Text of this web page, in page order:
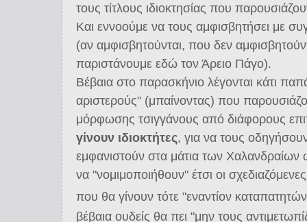
τους τίτλους ιδιοκτησίας που
Και εννοούμε να τους αμφισβητήσει με
(αν αμφισβητούνται, που δεν
παριστάνουμε εδώ τον Άρειο Πάγο).
Βέβαια στο παρασκήνιο λέγονται κάτι
αριστερούς" (μπαίνοντας) που
μόρφωσης τσιγγάνους από διάφορους
γίνουν ιδιοκτήτες, για να τους
εμφανιστούν στα μάτια των Χαλανδραίων
να "νομιμοποιήθουν" έτσι οι
που θα γίνουν τότε "εναντίον
βέβαια ουδείς θα πει "μην τους